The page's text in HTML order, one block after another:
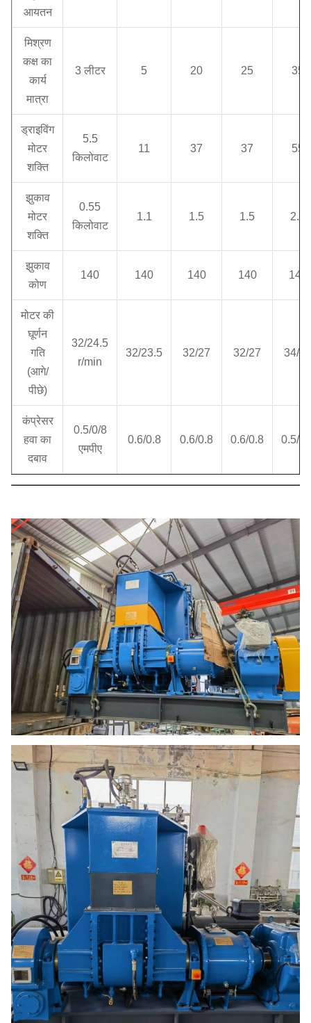
आयतन
मिश्रण
कक्ष का
कार्य
मात्रा
3 लीटर 5 20 25 35
ड्राइविंग
मोटर
शक्ति
5.5
किलोवाट
11 37 37 55
झुकाव
मोटर
शक्ति
0.55
किलोवाट
1.1 1.5 1.5 2.2
झुकाव
कोण
140 140 140 140 140
मोटर की
घूर्णन
गति
(आगे/
पीछे)
32/24.5
r/min
32/23.5 32/27 32/27 34/28
कंप्रेसर
हवा का
दबाव
0.5/0/8
एमपीए
0.6/0.8 0.6/0.8 0.6/0.8 0.5/